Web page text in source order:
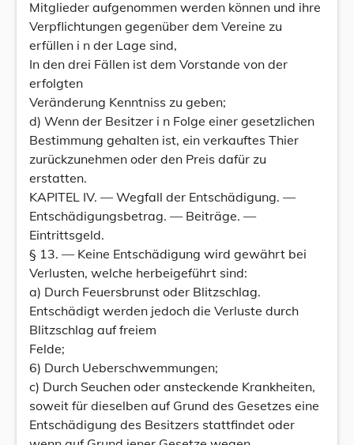
Mitglieder aufgenommen werden können und ihre
Verpflichtungen gegenüber dem Vereine zu
erfüllen i n der Lage sind,
In den drei Fällen ist dem Vorstande von der
erfolgten
Veränderung Kenntniss zu geben;
d) Wenn der Besitzer i n Folge einer gesetzlichen
Bestimmung gehalten ist, ein verkauftes Thier
zurückzunehmen oder den Preis dafür zu
erstatten.
KAPITEL IV. — Wegfall der Entschädigung. —
Entschädigungsbetrag. — Beiträge. —
Eintrittsgeld.
§ 13. — Keine Entschädigung wird gewährt bei
Verlusten, welche herbeigeführt sind:
a) Durch Feuersbrunst oder Blitzschlag.
Entschädigt werden jedoch die Verluste durch
Blitzschlag auf freiem
Felde;
6) Durch Ueberschwemmungen;
c) Durch Seuchen oder ansteckende Krankheiten,
soweit für dieselben auf Grund des Gesetzes eine
Entschädigung des Besitzers stattfindet oder